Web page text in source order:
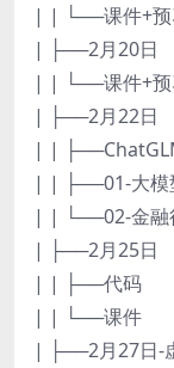
| | └──课件+预
| ├──2月20日
| | └──课件+预
| ├──2月22日
| |
| | ├──01-大模
| | └──02-金融
| ├──2月25日
| | ├──代码
| | └──课件
| ├──2月27日-